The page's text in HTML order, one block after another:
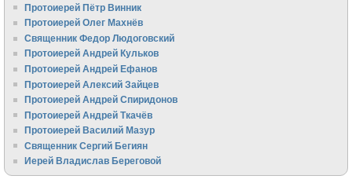
Протоиерей Пётр Винник
Протоиерей Олег Махнёв
Священник Федор Людоговский
Протоиерей Андрей Кульков
Протоиерей Андрей Ефанов
Протоиерей Алексий Зайцев
Протоиерей Андрей Спиридонов
Протоиерей Андрей Ткачёв
Протоиерей Василий Мазур
Священник Сергий Бегиян
Иерей Владислав Береговой